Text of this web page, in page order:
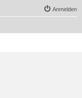
Anmelden